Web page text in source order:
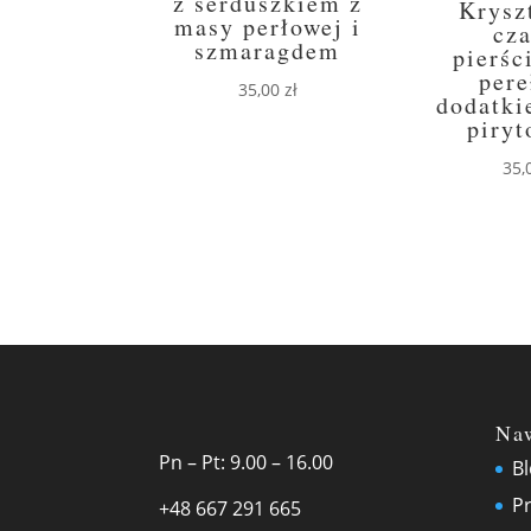
masy perłowej i
szmaragdem
35,00 zł
Pn – Pt: 9.00 – 16.00
+48 667 291 665